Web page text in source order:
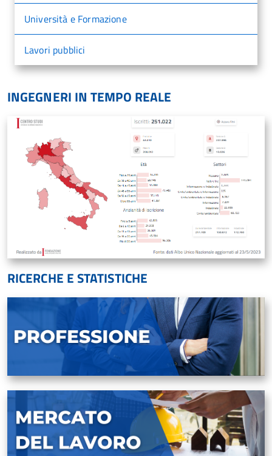
Università e Formazione
Lavori pubblici
INGEGNERI IN TEMPO REALE
RICERCHE E STATISTICHE